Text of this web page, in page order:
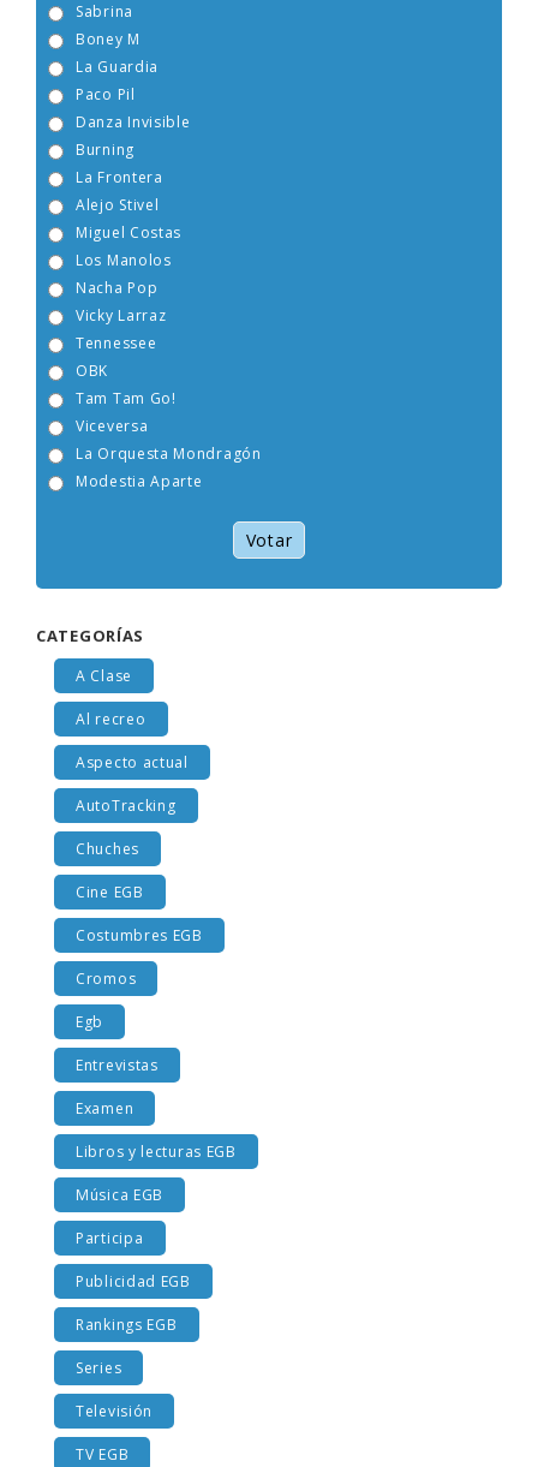
Sabrina
Boney M
La Guardia
Paco Pil
Danza Invisible
Burning
La Frontera
Alejo Stivel
Miguel Costas
Los Manolos
Nacha Pop
Vicky Larraz
Tennessee
OBK
Tam Tam Go!
Viceversa
La Orquesta Mondragón
Modestia Aparte
Votar
CATEGORÍAS
A Clase
Al recreo
Aspecto actual
AutoTracking
Chuches
Cine EGB
Costumbres EGB
Cromos
Egb
Entrevistas
Examen
Libros y lecturas EGB
Música EGB
Participa
Publicidad EGB
Rankings EGB
Series
Televisión
TV EGB